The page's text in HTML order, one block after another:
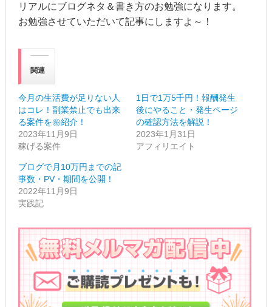
リアルにブログネタ＆書き方のお勉強になります。
お勉強させていただいて記事にしますよ～！
関連
今月の生活費が足りない人
はコレ！副業禁止でも出来
る案件を㊙紹介！
2023年11月9日
稼げる案件
1日で1万5千円！報酬発生
後にやること・発生ページ
の確認方法を解説！
2023年1月31日
アフィリエイト
ブログで月10万円までの記
事数・PV・期間を公開！
2022年11月9日
実践記